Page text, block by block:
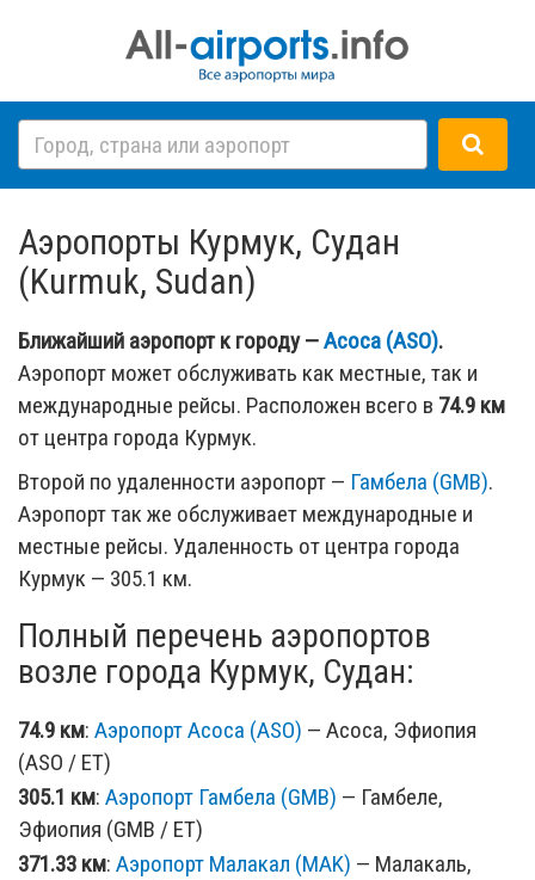
Аэропорты Курмук, Судан
(Kurmuk, Sudan)
Ближайший аэропорт к городу —Асоса (ASO).
Аэропорт может обслуживать как местные, так и
международные рейсы. Расположен всего в 74.9 км
от центра города Курмук.
Второй по удаленности аэропорт — Гамбела (GMB).
Аэропорт так же обслуживает международные и
местные рейсы. Удаленность от центра города
Курмук — 305.1 км.
Полный перечень аэропортов
возле города Курмук, Судан:
74.9 км: Аэропорт Асоса (ASO) — Асоса, Эфиопия
(ASO / ET)
305.1 км: Аэропорт Гамбела (GMB) — Гамбеле,
Эфиопия (GMB / ET)
371.33 км: Аэропорт Малакал (MAK) — Малакаль,